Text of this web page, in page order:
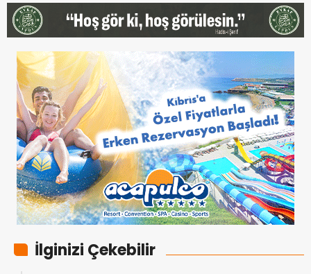
İlginizi Çekebilir